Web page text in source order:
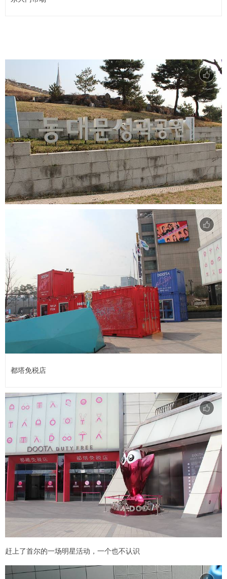
都塔免税店
赶上了首尔的一场明星活动，一个也不认识